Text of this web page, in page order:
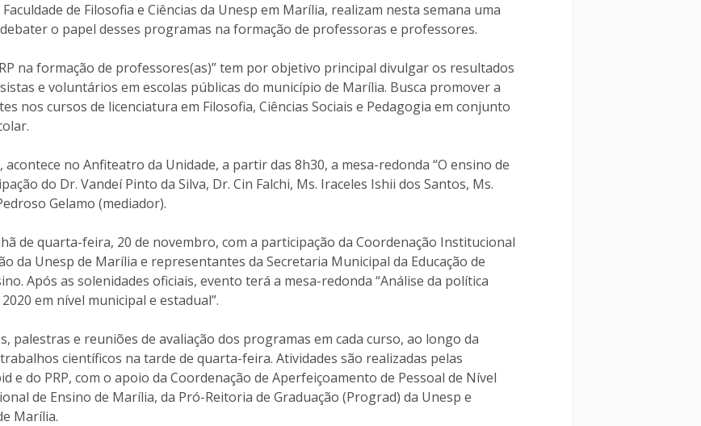
Faculdade de Filosofia e Ciências da Unesp em Marília, realizam nesta semana uma
o papel desses programas na formação de professoras e professores.
na formação de professores(as)” tem por objetivo principal divulgar os resultados
e voluntários em escolas públicas do município de Marília. Busca promover a
nos cursos de licenciatura em Filosofia, Ciências Sociais e Pedagogia em conjunto
no Anfiteatro da Unidade, a partir das 8h30, a mesa-redonda “O ensino de
do Dr. Vandeí Pinto da Silva, Dr. Cin Falchi, Ms. Iraceles Ishii dos Santos, Ms.
Gelamo (mediador).
de quarta-feira, 20 de novembro, com a participação da Coordenação Institucional
da Unesp de Marília e representantes da Secretaria Municipal da Educação de
Após as solenidades oficiais, evento terá a mesa-redonda “Análise da política
em nível municipal e estadual”.
palestras e reuniões de avaliação dos programas em cada curso, ao longo da
científicos na tarde de quarta-feira. Atividades são realizadas pelas
e do PRP, com o apoio da Coordenação de Aperfeiçoamento de Pessoal de Nível
de Ensino de Marília, da Pró-Reitoria de Graduação (Prograd) da Unesp e
Marília.